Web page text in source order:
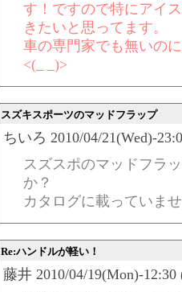
す！ですので特にアイ
きたいと思ってます。
車の専門家でも無いの
<(_ _)>
スズキスポーツのマッドフラップ
ちいろ 2010/04/21(Wed)-
スズスポのマッドフラ
か？
カタログに載っていま
Re:ハンドルが軽い！
藤井 2010/04/19(Mon)-12:30